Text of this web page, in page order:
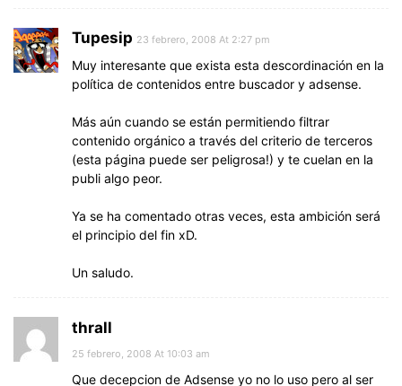
Tupesip 23 febrero, 2008 At 2:27 pm
Muy interesante que exista esta descordinación en la
política de contenidos entre buscador y adsense.
Más aún cuando se están permitiendo filtrar
contenido orgánico a través del criterio de terceros
(esta página puede ser peligrosa!) y te cuelan en la
publi algo peor.
Ya se ha comentado otras veces, esta ambición será
el principio del fin xD.
Un saludo.
thrall
25 febrero, 2008 At 10:03 am
Que decepcion de Adsense yo no lo uso pero al ser